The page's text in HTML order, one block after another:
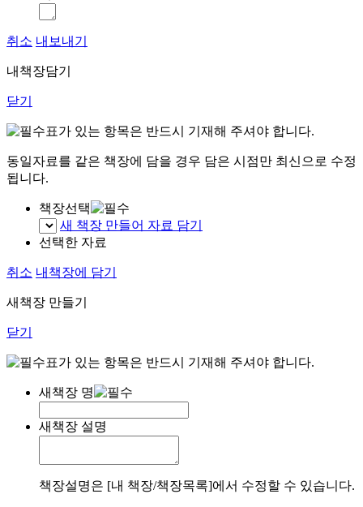
취소 내보내기
내책장담기
닫기
표가 있는 항목은 반드시 기재해 주셔야 합니다.
동일자료를 같은 책장에 담을 경우 담은 시점만 최신으로 수정
됩니다.
책장선택
새 책장 만들어 자료 담기
선택한 자료
취소 내책장에 담기
새책장 만들기
닫기
표가 있는 항목은 반드시 기재해 주셔야 합니다.
새책장 명
새책장 설명
책장설명은 [내 책장/책장목록]에서 수정할 수 있습니다.